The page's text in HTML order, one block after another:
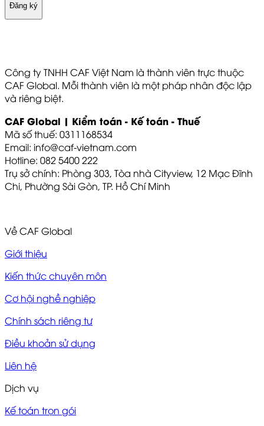
Đăng ký
Công ty TNHH CAF Việt Nam là thành viên trực thuộc
CAF Global. Mỗi thành viên là một pháp nhân độc lập
và riêng biệt.
CAF Global | Kiểm toán - Kế toán - Thuế
Mã số thuế: 0311168534
Email: info@caf-vietnam.com
Hotline: 082 5400 222
Trụ sở chính: Phòng 303, Tòa nhà Cityview, 12 Mạc Đĩnh
Chi, Phường Sài Gòn, TP. Hồ Chí Minh
Về CAF Global
Giới thiệu
Kiến thức chuyên môn
Cơ hội nghề nghiệp
Chính sách riêng tư
Điều khoản sử dụng
Liên hệ
Dịch vụ
Kế toán trọn gói